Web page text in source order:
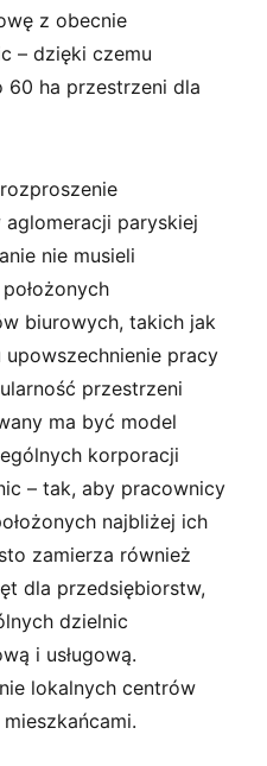
z obecnie
– dzięki czemu
60 ha przestrzeni dla
paryskiej
nie musieli
biurowych, takich jak
upowszechnienie pracy
przestrzeni
ma być model
korporacji
– tak, aby pracownicy
najbliżej ich
zamierza również
dla przedsiębiorstw,
dzielnic
i usługową.
lokalnych centrów